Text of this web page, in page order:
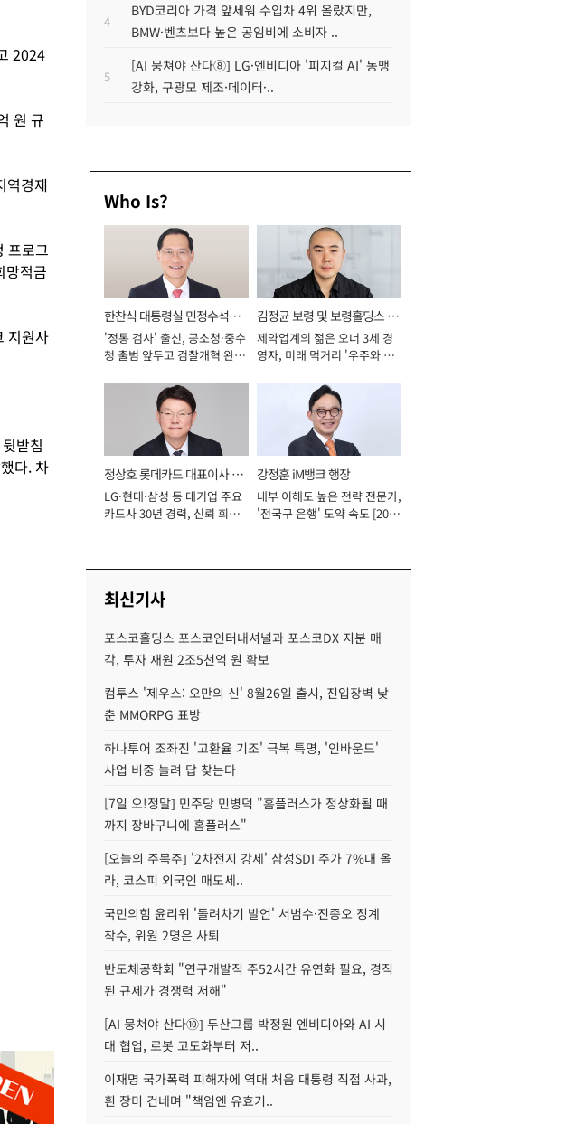
2024
원 규
역경제
프로그
망적금
지원사
받침
다. 차
4
BYD코리아 가격 앞세워 수입차 4위 올랐지만,
BMW·벤츠보다 높은 공임비에 소비자 ..
5
[AI 뭉쳐야 산다⑧] LG·엔비디아 '피지컬 AI' 동맹
강화, 구광모 제조·데이터·..
Who Is?
한찬식 대통령실 민정수석비
서관
'정통 검사' 출신, 공소청·중수
청 출범 앞두고 검찰개혁 완수
김정균 보령 및 보령홀딩스 대
표이사 사장
제약업계의 젊은 오너 3세 경
영자, 미래 먹거리 '우주와 헬
정상호 롯데카드 대표이사 사
장
LG·현대·삼성 등 대기업 주요
카드사 30년 경력, 신뢰 회복
강정훈 iM뱅크 행장
내부 이해도 높은 전략 전문가,
'전국구 은행' 도약 속도 [2026
최신기사
포스코홀딩스 포스코인터내셔널과 포스코DX 지분 매
각, 투자 재원 2조5천억 원 확보
컴투스 '제우스: 오만의 신' 8월26일 출시, 진입장벽 낮
춘 MMORPG 표방
하나투어 조좌진 '고환율 기조' 극복 특명, '인바운드'
사업 비중 늘려 답 찾는다
[7일 오!정말] 민주당 민병덕 "홈플러스가 정상화될 때
까지 장바구니에 홈플러스"
[오늘의 주목주] '2차전지 강세' 삼성SDI 주가 7%대 올
라, 코스피 외국인 매도세..
국민의힘 윤리위 '돌려차기 발언' 서범수·진종오 징계
착수, 위원 2명은 사퇴
반도체공학회 "연구개발직 주52시간 유연화 필요, 경직
된 규제가 경쟁력 저해"
[AI 뭉쳐야 산다⑩] 두산그룹 박정원 엔비디아와 AI 시
대 협업, 로봇 고도화부터 저..
이재명 국가폭력 피해자에 역대 처음 대통령 직접 사과,
흰 장미 건네며 "책임엔 유효기..